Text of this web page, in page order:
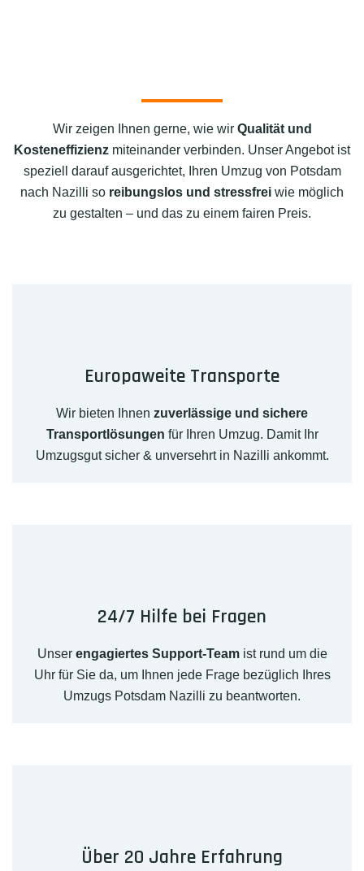
Wir zeigen Ihnen gerne, wie wir Qualität und
Kosteneffizienz miteinander verbinden. Unser Angebot ist
speziell darauf ausgerichtet, Ihren Umzug von Potsdam
nach Nazilli so reibungslos und stressfrei wie möglich
zu gestalten – und das zu einem fairen Preis.
Europaweite Transporte
Wir bieten Ihnen zuverlässige und sichere
Transportlösungen für Ihren Umzug. Damit Ihr
Umzugsgut sicher & unversehrt in Nazilli ankommt.
24/7 Hilfe bei Fragen
Unser engagiertes Support-Teamist rund um die
Uhr für Sie da, um Ihnen jede Frage bezüglich Ihres
Umzugs Potsdam Nazilli zu beantworten.
Über 20 Jahre Erfahrung